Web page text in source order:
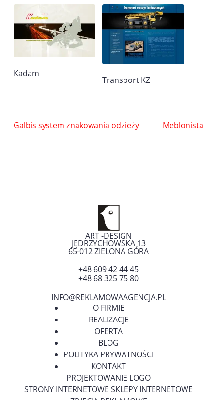
Kadam
Transport KZ
Nawigacja
Galbis system znakowania odzieży Meblonista
ART -DESIGN
JĘDRZYCHOWSKA 13
65-012ZIELONA GÓRA
+48 609 42 44 45
+48 68 325 75 80
INFO@REKLAMOWAAGENCJA.PL
O FIRMIE
REALIZACJE
OFERTA
BLOG
POLITYKA PRYWATNOŚCI
KONTAKT
PROJEKTOWANIE LOGO
STRONY INTERNETOWE SKLEPY INTERNETOWE